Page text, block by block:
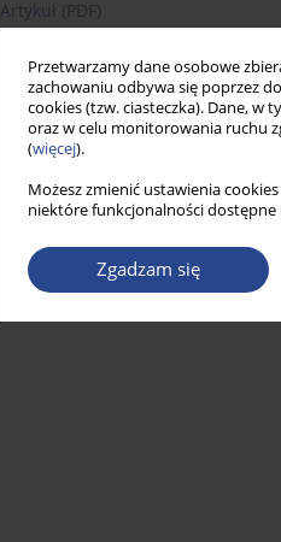
Przetwarzamy dane osobowe
zachowaniu odbywa się poprzez
cookies (tzw. ciasteczka). Dane, w
oraz w celu monitorowania ruchu
(więcej).
Możesz zmienić ustawienia
niektóre funkcjonalności dostępne
Zgadzam się
Artykuł (PDF)